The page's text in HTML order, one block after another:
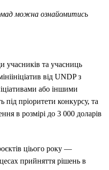
можна ознайомитись
учасників та учасниць
від UNDP з
або іншими
під пріоритети конкурсу, та
в розмірі до 3 000 доларів
ціього року —
прийняття рішень в